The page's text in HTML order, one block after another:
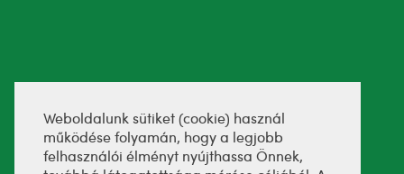
Weboldalunk sütiket (cookie) használ
működése folyamán, hogy a legjobb
felhasználói élményt nyújthassa Önnek,